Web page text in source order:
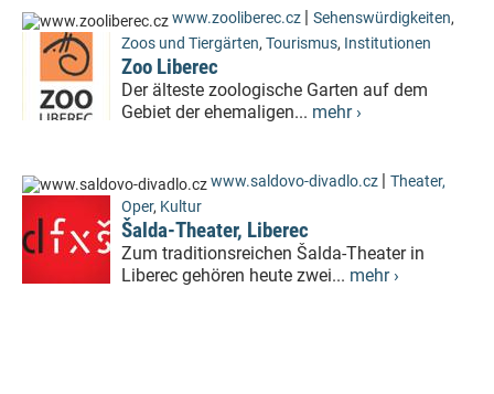
www.zooliberec.cz | Sehenswürdigkeiten,
Zoos und Tiergärten, Tourismus, Institutionen
Zoo Liberec
Der älteste zoologische Garten auf dem
Gebiet der ehemaligen... mehr ›
www.saldovo-divadlo.cz | Theater,
Oper, Kultur
Šalda-Theater, Liberec
Zum traditionsreichen Šalda-Theater in
Liberec gehören heute zwei... mehr ›